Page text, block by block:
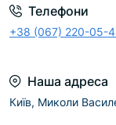
Телефони
+38 (067) 220-05-
Наша адреса
Київ, Миколи